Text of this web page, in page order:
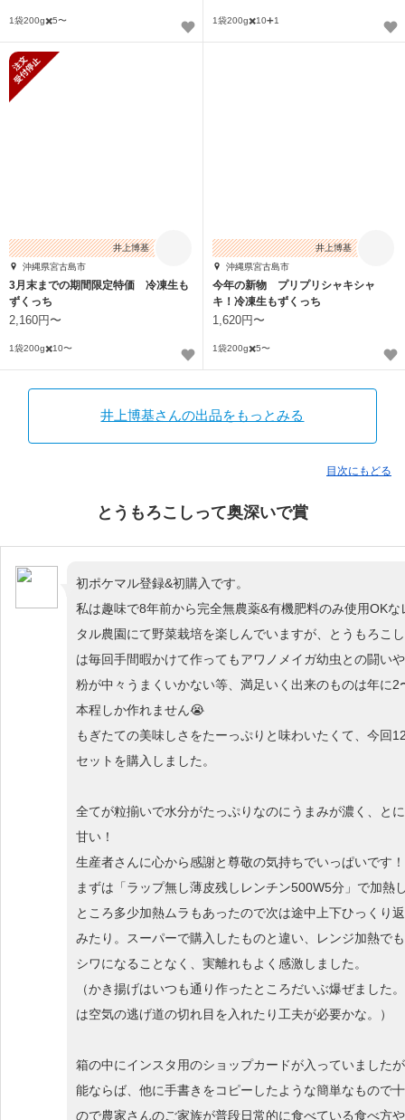
1袋200g✖️5〜 1袋200g✖️10➕1
井上博基
沖縄県宮古島市
3月末までの期間限定特価 冷凍生も
ずくっち
2,160円〜
1袋200g✖️10〜
井上博基
沖縄県宮古島市
今年の新物 プリプリシャキシャ
キ！冷凍生もずくっち
1,620円〜
1袋200g✖️5〜
井上博基さんの出品をもっとみる
目次にもどる
とうもろこしって奥深いで賞
初ポケマル登録&初購入です。
私は趣味で8年前から完全無農薬&有機肥料のみ使用OKな
タル農園にて野菜栽培を楽しんでいますが、とうもろこ
は毎回手間暇かけて作ってもアワノメイガ幼虫との闘い
粉が中々うまくいかない等、満足いく出来のものは年に2
本程しか作れません😭
もぎたての美味しさをたーっぷりと味わいたくて、今回
セットを購入しました。
全てが粒揃いで水分がたっぷりなのにうまみが濃く、と
甘い！
生産者さんに心から感謝と尊敬の気持ちでいっぱいです！
まずは「ラップ無し薄皮残しレンチン500W5分」で加熱
ところ多少加熱ムラもあったので次は途中上下ひっくり
みたり。スーパーで購入したものと違い、レンジ加熱で
シワになることなく、実離れもよく感激しました。
（かき揚げはいつも通り作ったところだいぶ爆ぜました
は空気の逃げ道の切れ目を入れたり工夫が必要かな。）
箱の中にインスタ用のショップカードが入っていました
能ならば、他に手書きをコピーしたような簡単なもので
ので農家さんのご家族が普段日常的に食べている食べ方